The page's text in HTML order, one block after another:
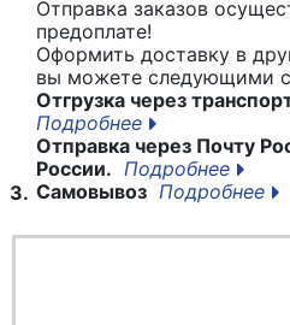
Отправка заказов
предоплате!
Оформить доставку в
вы можете следующими
Отгрузка через
Подробнее
Отправка через Почту
России. Подробнее
3. Самовывоз Подробнее